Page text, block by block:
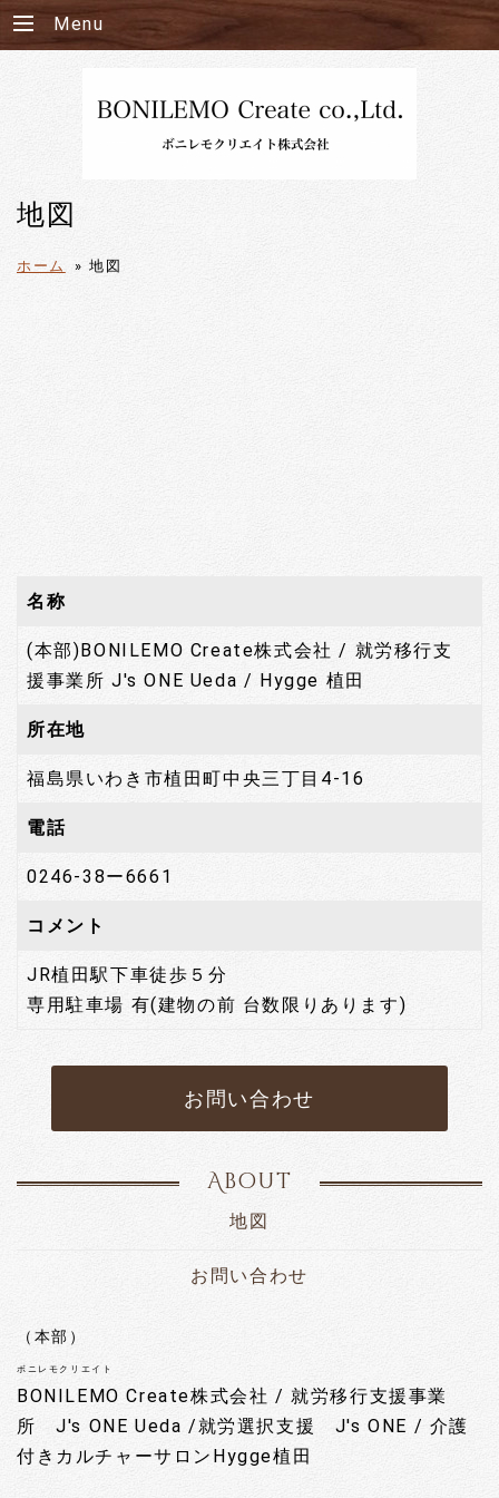
Menu
地図
ホーム » 地図
名称
(本部)BONILEMO Create株式会社 / 就労移行支
援事業所 J's ONE Ueda / Hygge 植田
所在地
福島県いわき市植田町中央三丁目4-16
電話
0246-38ー6661
コメント
JR植田駅下車徒歩５分
専用駐車場 有(建物の前 台数限りあります)
お問い合わせ
About
地図
お問い合わせ
（本部）
ボニレモクリエイト
BONILEMO Create株式会社 / 就労移行支援事業
所 J's ONE Ueda /就労選択支援 J's ONE / 介護
付きカルチャーサロンHygge植田